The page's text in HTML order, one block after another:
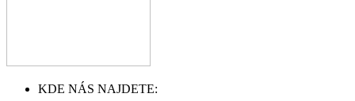
KDE NÁS NAJDETE: